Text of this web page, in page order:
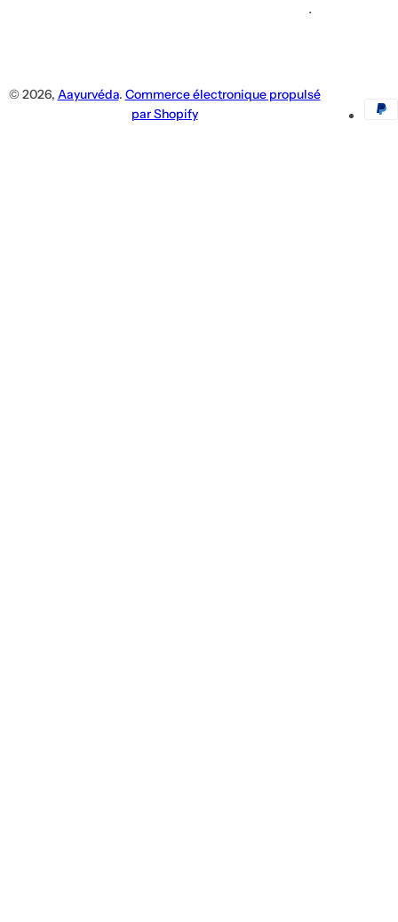
.
© 2026, Aayurvéda. Commerce électronique propulsé
par Shopify